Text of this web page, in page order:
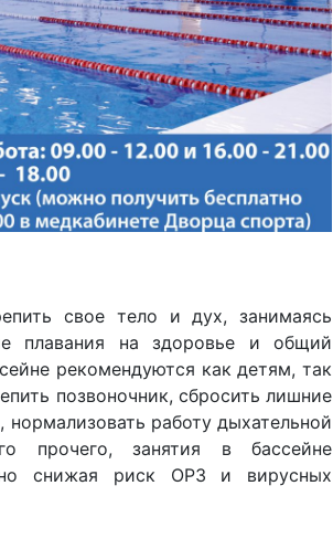
свое тело и дух, занимаясь
плавания на здоровье и общий
рекомендуются как детям, так
позвоночник, сбросить лишние
работу дыхательной
прочего, занятия в бассейне
снижая риск ОРЗ и вирусных